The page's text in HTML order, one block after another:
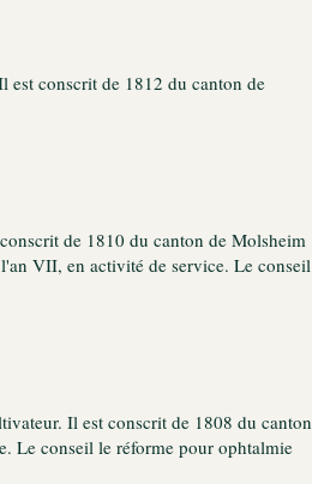
est conscrit de 1812 du canton de
de 1810 du canton de Molsheim
VII, en activité de service. Le conseil
Il est conscrit de 1808 du canton
Le conseil le réforme pour ophtalmie